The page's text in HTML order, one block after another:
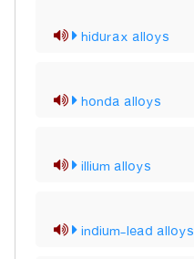
hidurax alloys
honda alloys
illium alloys
indium-lead alloys